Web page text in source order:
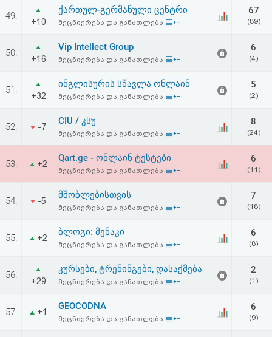
პასუხისმგებლობის
უარყოფა
49.
+10
ქართულ-გერმანული ცენტრი
მეცნიერება და განათლება ▤⇠
67
(89)
50.
+16
Vip Intellect Group
მეცნიერება და განათლება ▤⇠
6
(4)
51.
+32
ინგლისურის სწავლა ონლაინ
მეცნიერება და განათლება ▤⇠
5
(2)
52. -7
CIU / კსუ
მეცნიერება და განათლება ▤⇠
8
(24)
53. +2
Qart.ge - ონლაინ ტესტები
მეცნიერება და განათლება ▤⇠
6
(11)
54. -5
მშობლებისთვის
მეცნიერება და განათლება ▤⇠
7
(18)
55. +2
ბლოგი: მენაკი
მეცნიერება და განათლება ▤⇠
6
(8)
56.
+29
კურსები, ტრენინგები, დასაქმება
მეცნიერება და განათლება ▤⇠
2
(1)
57. +1
GEOCODNA
მეცნიერება და განათლება ▤⇠
6
(9)